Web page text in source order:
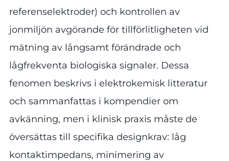
referenselektroder) och kontrollen av
jonmiljön avgörande för tillförlitligheten vid
mätning av långsamt förändrade och
lågfrekventa biologiska signaler. Dessa
fenomen beskrivs i elektrokemisk litteratur
och sammanfattas i kompendier om
avkänning, men i klinisk praxis måste de
översättas till specifika designkrav: låg
kontaktimpedans, minimering av